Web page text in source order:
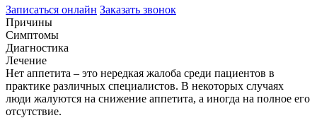
Записаться онлайн Заказать звонок
Причины
Симптомы
Диагностика
Лечение
Нет аппетита – это нередкая жалоба среди пациентов в
практике различных специалистов. В некоторых случаях
люди жалуются на снижение аппетита, а иногда на полное его
отсутствие.